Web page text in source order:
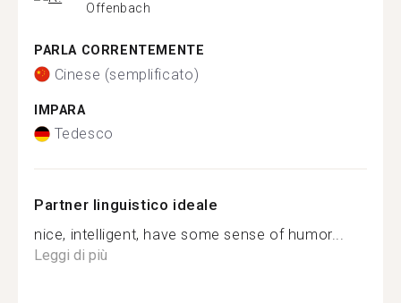
Offenbach
PARLA CORRENTEMENTE
Cinese (semplificato)
IMPARA
Tedesco
Partner linguistico ideale
nice, intelligent, have some sense of humor...
Leggi di più